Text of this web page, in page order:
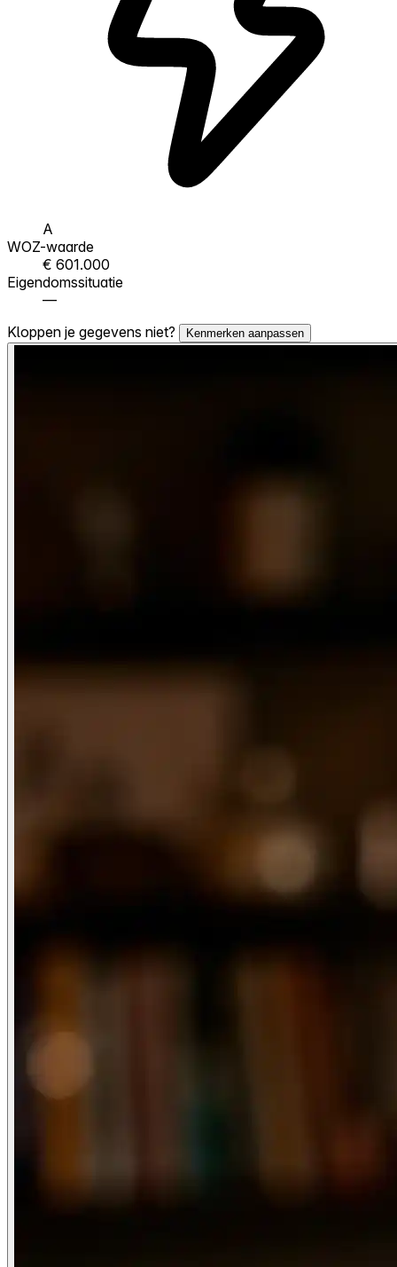
A
WOZ-waarde
€ 601.000
Eigendomssituatie
—
Kloppen je gegevens niet?
Kenmerken aanpassen